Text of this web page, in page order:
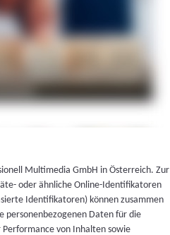
Multimedia GmbH in Österreich. Zur
oder ähnliche Online-Identifikatoren
Identifikatoren) können zusammen
personenbezogenen Daten für die
von Inhalten sowie